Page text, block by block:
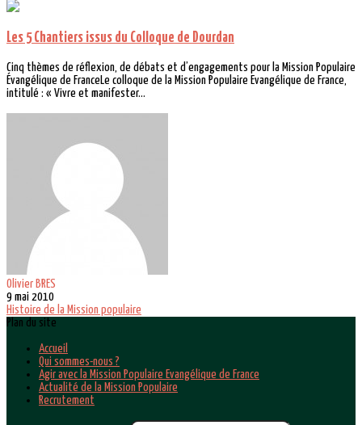
Les 5 Chantiers issus du Colloque de Dourdan
Cinq thèmes de réflexion, de débats et d’engagements pour la Mission Populaire
Évangélique de FranceLe colloque de la Mission Populaire Evangélique de France,
intitulé : « Vivre et manifester...
Olivier BRES
9 mai 2010
Histoire de la Mission populaire
Plan du site
Accueil
Qui sommes-nous ?
Agir avec la Mission Populaire Evangélique de France
Actualité de la Mission Populaire
Recrutement